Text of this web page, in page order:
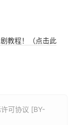
教程！（点击此
可协议 [BY-